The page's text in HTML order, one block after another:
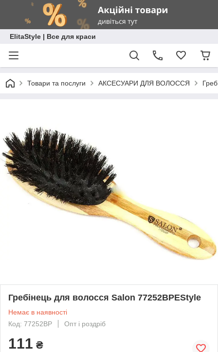
ElitaStyle | Все для краси
Товари та послуги АКСЕСУАРИ ДЛЯ ВОЛОССЯ
Гребінець для волосся Salon 77252BPEStyle
Немає в наявності
Код: 77252BP
Опт і роздріб
111 ₴